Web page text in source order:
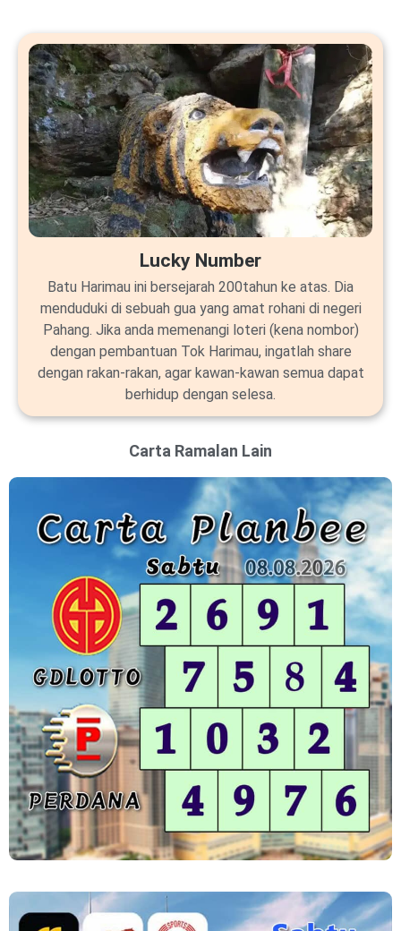
Lucky Number
Batu Harimau ini bersejarah 200tahun ke atas. Dia
menduduki di sebuah gua yang amat rohani di negeri
Pahang. Jika anda memenangi loteri (kena nombor)
dengan pembantuan Tok Harimau, ingatlah share
dengan rakan-rakan, agar kawan-kawan semua dapat
berhidup dengan selesa.
Carta Ramalan Lain